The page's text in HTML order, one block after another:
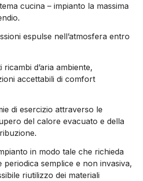
cucina – impianto la massima
espulse nell’atmosfera entro
d’aria ambiente,
accettabili di comfort
di esercizio attraverso le
del calore evacuato e della
in modo tale che richieda
periodica semplice e non invasiva,
riutilizzo dei materiali